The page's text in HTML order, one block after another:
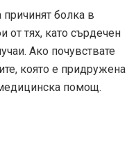
болка в
от тях, като сърдечен
Ако почувствате
която е придружена
помощ.